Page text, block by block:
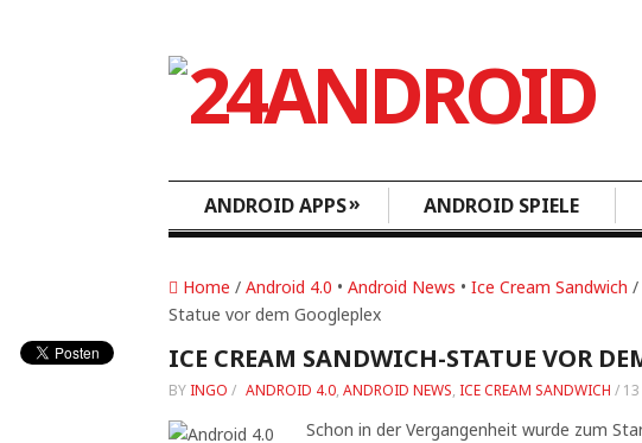
ANDROID APPS» ANDROID SPIELE
Home / Android 4.0 • Android News • Ice Cream Sandwich /
Statue vor dem Googleplex
ICE CREAM SANDWICH-STATUE VOR
BY INGO / ANDROID 4.0, ANDROID NEWS, ICE CREAM SANDWICH /
Schon in der Vergangenheit wurde zum